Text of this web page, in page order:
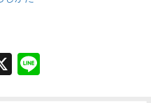
X